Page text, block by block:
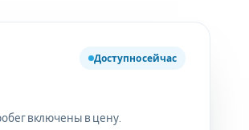
Доступно сейчас
включены в цену.